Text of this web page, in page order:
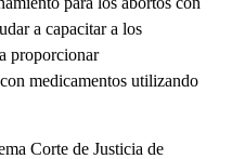
a capacitar a los
proporcionar
medicamentos utilizando
Corte de Justicia de